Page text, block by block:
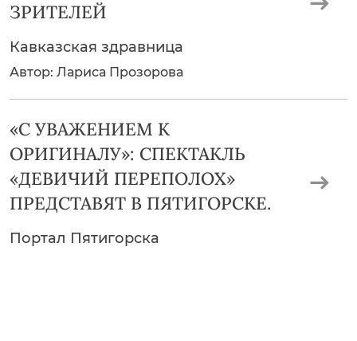
ЗРИТЕЛЕЙ
Кавказская здравница
Автор: Лариса Прозорова
«С УВАЖЕНИЕМ К
ОРИГИНАЛУ»: СПЕКТАКЛЬ
«ДЕВИЧИЙ ПЕРЕПОЛОХ»
ПРЕДСТАВЯТ В ПЯТИГОРСКЕ.
Портал Пятигорска